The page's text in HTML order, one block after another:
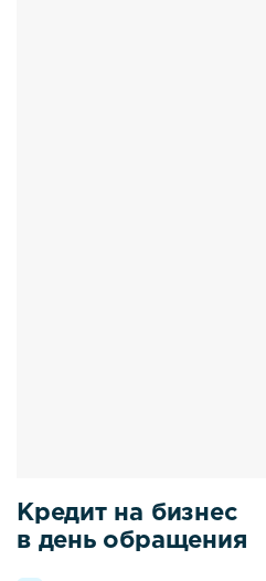
Кредит на бизнес
в день обращения